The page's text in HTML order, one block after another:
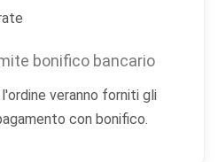
bonifico bancario
veranno forniti gli
con bonifico.
Salva
Accetta